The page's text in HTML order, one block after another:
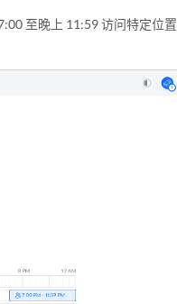
至晚上 11:59 访问特定位置